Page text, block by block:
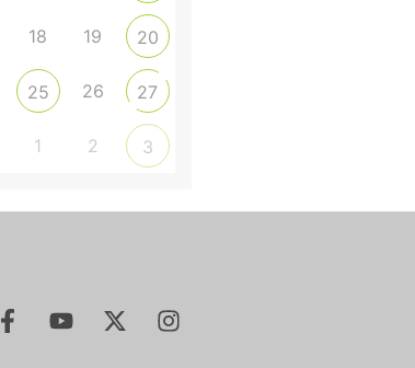
18 19 20
25 26 27
1 2 3